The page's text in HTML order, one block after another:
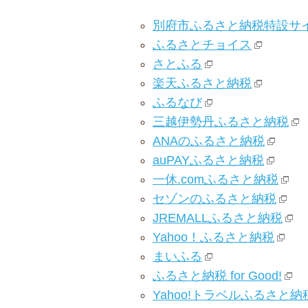
別府市ふるさと納税特設サ
ふるさとチョイス
さとふる
楽天ふるさと納税
ふるなび
三越伊勢丹ふるさと納税
ANAのふるさと納税
auPAYふるさと納税
一休.comふるさと納税
セゾンのふるさと納税
JREMALLふるさと納税
Yahoo！ふるさと納税
まいふる
ふるさと納税 for Good!
Yahoo!トラベルふるさと納